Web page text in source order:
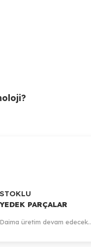
STOKLU
YEDEK PARÇALAR
Daima üretim devam edecek..